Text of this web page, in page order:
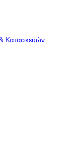
& Κατασκευών